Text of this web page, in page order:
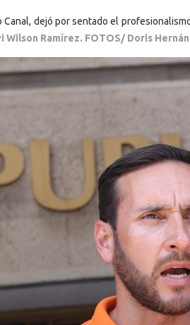
Canal, dejó por sentado el
Wilson Ramírez. FOTOS/ Doris